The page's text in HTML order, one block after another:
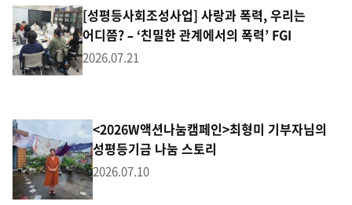
[성평등사회조성사업] 사랑과 폭력, 우리는
어디쯤? – ‘친밀한 관계에서의 폭력’ FGI
2026.07.21
<2026W액션나눔캠페인>최형미 기부자님의
성평등기금 나눔 스토리
2026.07.10